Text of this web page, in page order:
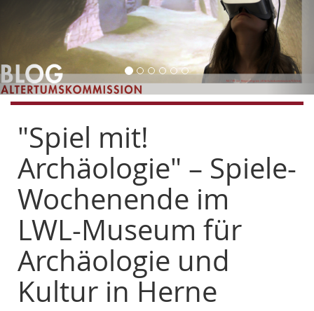
"Spiel mit!
Archäologie" – Spiele-
Wochenende im
LWL-Museum für
Archäologie und
Kultur in Herne